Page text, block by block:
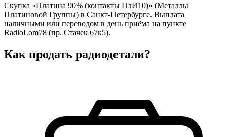
Скупка «Платина 90% (контакты ПлИ10)» (Металлы
Платиновой Группы) в Санкт-Петербурге. Выплата
наличными или переводом в день приёма на пункте
RadioLom78 (пр. Стачек 67к5).
Как продать радиодетали?